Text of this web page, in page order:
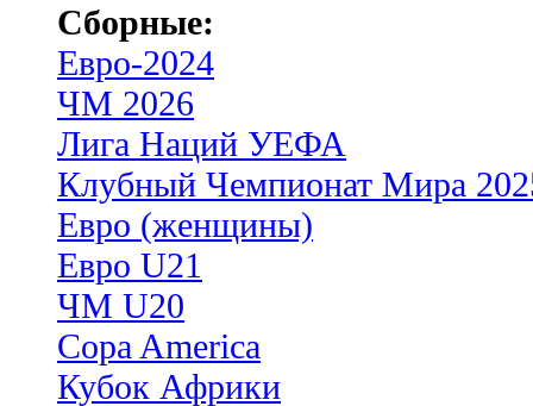
Сборные:
Евро-2024
ЧМ 2026
Лига Наций УЕФА
Клубный Чемпионат Мира
Евро (женщины)
Евро U21
ЧМ U20
Copa America
Кубок Африки